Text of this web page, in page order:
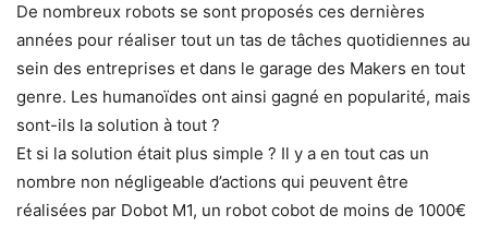
De nombreux robots se sont proposés ces dernières
années pour réaliser tout un tas de tâches quotidiennes au
sein des entreprises et dans le garage des Makers en tout
genre. Les humanoïdes ont ainsi gagné en popularité, mais
sont-ils la solution à tout ?
Et si la solution était plus simple ? Il y a en tout cas un
nombre non négligeable d’actions qui peuvent être
réalisées par Dobot M1, un robot cobot de moins de 1000€